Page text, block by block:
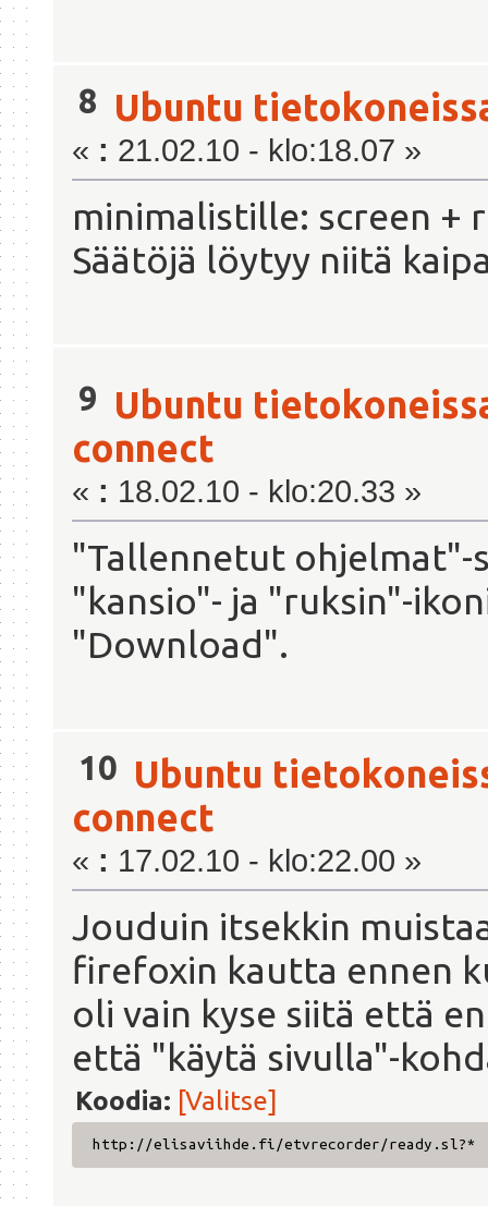
8 Ubuntu
« : 21.02.10 - klo:18.07 »
minimalistille: screen +
Säätöjä löytyy niitä
9 Ubuntu
connect
« : 18.02.10 - klo:20.33 »
"Tallennetut ohjelmat"-
"kansio"- ja "ruksin"-
"Download".
10 Ubuntu
connect
« : 17.02.10 - klo:22.00 »
Jouduin itsekkin
firefoxin kautta ennen
oli vain kyse siitä että
että "käytä sivulla"-
Koodia: [Valitse]
http://elisaviihde.fi/etvrecorder/ready.sl?*